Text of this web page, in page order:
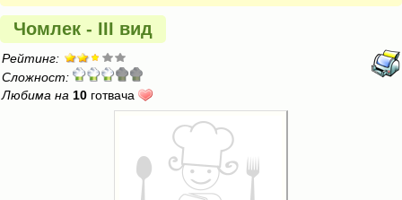
Чомлек - III вид
Рейтинг:
Сложност:
Любима на 10 готвача